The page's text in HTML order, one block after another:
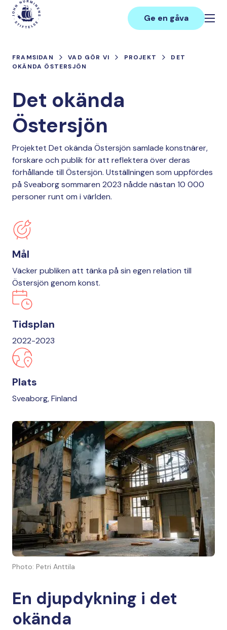
Hoppa
innehåll
Main
Ge en gåva
FRAMSIDAN VAD GÖR VI PROJEKT
DET
OKÄNDA ÖSTERSJÖN
Det okända
Östersjön
Projektet Det okända Östersjön samlade konstnärer,
forskare och publik för att reflektera över deras
förhållande till Östersjön. Utställningen som uppfördes
på Sveaborg sommaren 2023 nådde nästan 10 000
personer runt om i världen.
Mål
Väcker publiken att tänka på sin egen relation till
Östersjön genom konst.
Tidsplan
2022-2023
Plats
Sveaborg, Finland
Photo: Petri Anttila
En djupdykning i det
okända